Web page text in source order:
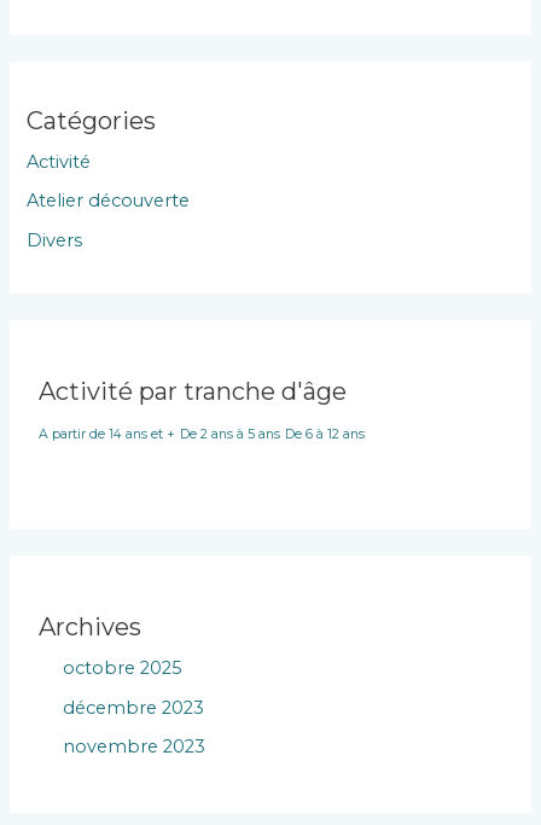
Catégories
Activité
Atelier découverte
Divers
Activité par tranche d'âge
A partir de 14 ans et + De 2 ans à 5 ans De 6 à 12 ans
Archives
octobre 2025
décembre 2023
novembre 2023